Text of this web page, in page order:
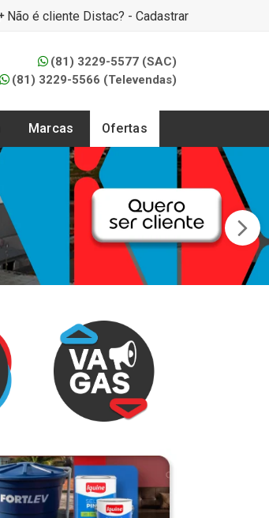
Não é cliente Distac? - Cadastrar
(81) 3229-5577 (SAC)
(81) 3229-5566 (Televendas)
Marcas Ofertas